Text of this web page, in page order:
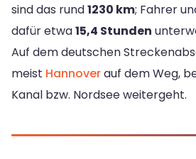
sind das rund1230 km; Fahrer
dafür etwa15,4 Stunden
Auf dem deutschen
meist Hannoverauf dem Weg,
Kanal bzw. Nordsee weitergeht.